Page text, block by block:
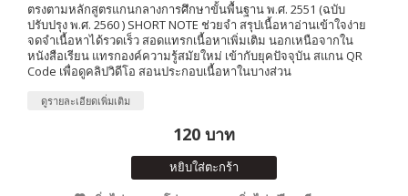
ตรงตามหลักสูตรแกนกลางการศึกษาขั้นพื้นฐาน พ.ศ. 2551 (ฉบับ
ปรับปรุง พ.ศ. 2560 ) SHORT NOTE ช่วยจำ สรุปเนื้อหาอ่านเข้าใจง่าย
จดจำเนื้อหาได้รวดเร็ว สอดแทรกเนื้อหาเพิ่มเติม นอกเหนือจากใน
หนังสือเรียน แทรกองค์ความรู้สมัยใหม่ เข้ากับยุคปัจจุบัน สแกน QR
Code เพื่อดูคลิปวิดีโอ สอนประกอบเนื้อหาในบางส่วน
ดูรายละเอียดเพิ่มเติม
120 บาท
หยิบใส่ตะกร้า